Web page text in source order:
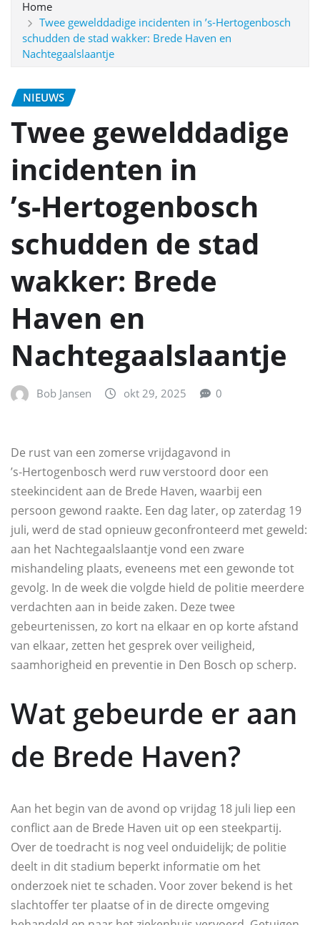
Home
Twee gewelddadige incidenten in ’s‑Hertogenbosch
schudden de stad wakker: Brede Haven en
Nachtegaalslaantje
NIEUWS
Twee gewelddadige
incidenten in
’s‑Hertogenbosch
schudden de stad
wakker: Brede
Haven en
Nachtegaalslaantje
Bob Jansen okt 29, 2025 0
De rust van een zomerse vrijdagavond in
’s‑Hertogenbosch werd ruw verstoord door een
steekincident aan de Brede Haven, waarbij een
persoon gewond raakte. Een dag later, op zaterdag 19
juli, werd de stad opnieuw geconfronteerd met geweld:
aan het Nachtegaalslaantje vond een zware
mishandeling plaats, eveneens met een gewonde tot
gevolg. In de week die volgde hield de politie meerdere
verdachten aan in beide zaken. Deze twee
gebeurtenissen, zo kort na elkaar en op korte afstand
van elkaar, zetten het gesprek over veiligheid,
saamhorigheid en preventie in Den Bosch op scherp.
Wat gebeurde er aan
de Brede Haven?
Aan het begin van de avond op vrijdag 18 juli liep een
conflict aan de Brede Haven uit op een steekpartij.
Over de toedracht is nog veel onduidelijk; de politie
deelt in dit stadium beperkt informatie om het
onderzoek niet te schaden. Voor zover bekend is het
slachtoffer ter plaatse of in de directe omgeving